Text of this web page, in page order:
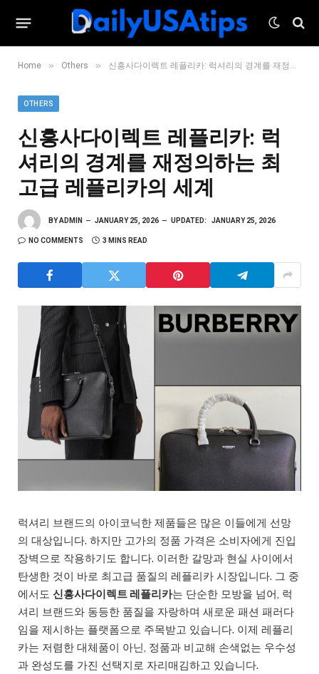
Home » Others » 신흥사다이렉트 레플리카: 럭셔리의 경계를 재정의하는 최고급 레플리카의 세계
OTHERS
신흥사다이렉트 레플리카: 럭
셔리의 경계를 재정의하는 최
고급 레플리카의 세계
BYADMIN JANUARY 25, 2026 UPDATED: JANUARY 25, 2026
NO COMMENTS 3 MINS READ
럭셔리 브랜드의 아이코닉한 제품들은 많은 이들에게 선망
의 대상입니다. 하지만 고가의 정품 가격은 소비자에게 진입
장벽으로 작용하기도 합니다. 이러한 갈망과 현실 사이에서
탄생한 것이 바로 최고급 품질의 레플리카 시장입니다. 그 중
에서도 신흥사다이렉트 레플리카는 단순한 모방을 넘어, 럭
셔리 브랜드와 동등한 품질을 자랑하며 새로운 패션 패러다
임을 제시하는 플랫폼으로 주목받고 있습니다. 이제 레플리
카는 저렴한 대체품이 아닌, 정품과 비교해 손색없는 우수성
과 완성도를 가진 선택지로 자리매김하고 있습니다.